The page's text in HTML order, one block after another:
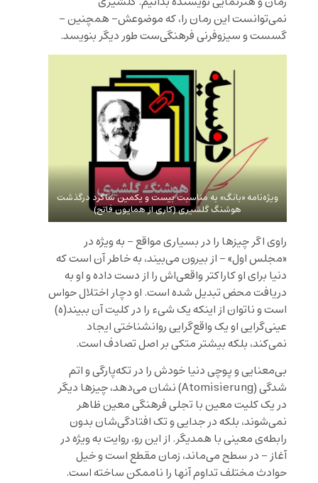
نمی‌توانست این رمان را، که موضوعش- همچنین –
گسست و سیزوفرنی فرهنگی‌ست طور دیگر بنویسد.
ویژه‌نامه «بانگ» به مناسبت بیست و یکمین ساگرد درگذشت
هوشنگ گلشیری (کاری از همایون فاتح)
راوی اگر چیزها را در بسیاری مواقع – به ویژه در
«مجلس اول» – از بیرون می‌بیند، به خاطر آن است که
دنیا برای او کاراکتر واقعی‌اش را از دست داده و او به
دریافت محض تبدیل شده است. او دچار اختلال حواس
است و ناتوان از اینکه یک شیء را در کلیت آن ببیند(ه)
عینی‌گرایی او یک واقع‌گرایی روانشناختی ایجاد
نمی‌کند، بلکه بیشتر متکی بر اصل تصادف است.
بی‌معنایی و پوچی دنیا خودش را در تکه‌پارگی و اتم
شدگی (Atomisierung) نشان می‌دهد، چیزها دیگر
در یک کلیت معین با تجلی فرهنگی معین ظاهر
نمی‌شوند، بلکه در جدایی و تک افتادگی‌شان بدون
رابطه‌ی معینی با همدیگر. از این رو، روایت به ویژه در
آغاز – در سطح می‌ماند، زمان مقطع است و خیل
حوادث مختلف تداوم آنها را ناممکن ساخته است.